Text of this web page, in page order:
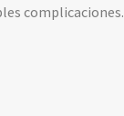
complicaciones.